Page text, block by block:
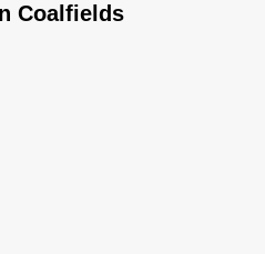
Coalfields